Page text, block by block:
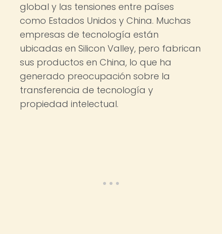
global y las tensiones entre países
como Estados Unidos y China. Muchas
empresas de tecnología están
ubicadas en Silicon Valley, pero fabrican
sus productos en China, lo que ha
generado preocupación sobre la
transferencia de tecnología y
propiedad intelectual.